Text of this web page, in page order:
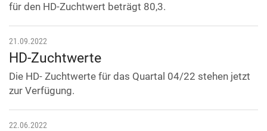
für den HD-Zuchtwert beträgt 80,3.
21.09.2022
HD-Zuchtwerte
Die HD- Zuchtwerte für das Quartal 04/22 stehen jetzt
zur Verfügung.
22.06.2022